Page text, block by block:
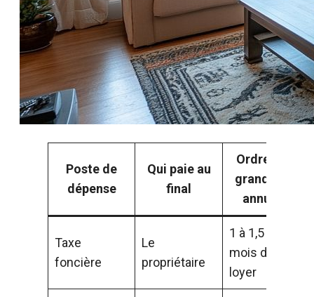
Poste de
dépense
Qui paie au
final
Ordre de
grandeur
annuel
Taxe
foncière
Le
propriétaire
1 à 1,5
mois de
loyer